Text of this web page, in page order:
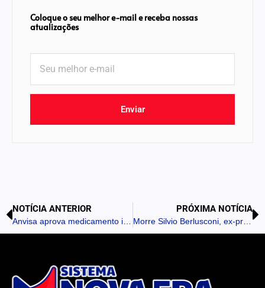
Coloque o seu melhor e-mail e receba nossas
atualizações
Enviar
NOTÍCIA ANTERIOR
Anvisa aprova medicamento injetável contra o HIV
PRÓXIMA NOTÍCIA
Morre Silvio Berlusconi, ex-primeiro-ministro da Itália